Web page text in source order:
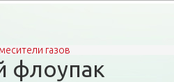
газов
флоупак